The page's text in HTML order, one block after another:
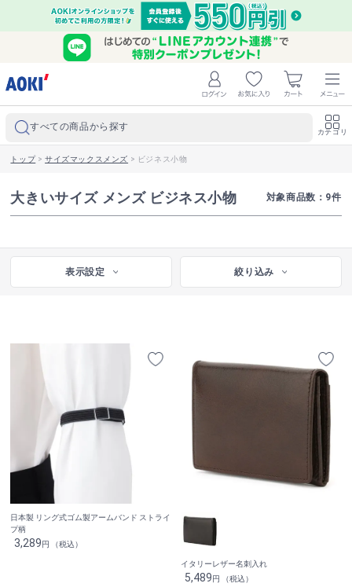
すべての商品から探す カテゴリ
トップ>サイズマックスメンズ > ビジネス小物
大きいサイズ メンズ ビジネス小物 対象商品数： 9件
表示設定 絞り込み
日本製 リング式ゴム製アームバンド ストライ
プ柄
3,289円 （税込）
イタリーレザー名刺入れ
5,489円 （税込）